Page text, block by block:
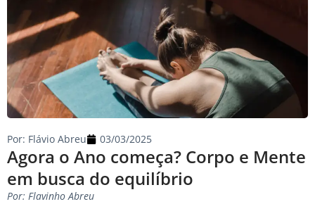
Agora o Ano começa? Corpo e Mente
em busca do equilíbrio
Por: Flávio Abreu 03/03/2025
Por: Flavinho Abreu